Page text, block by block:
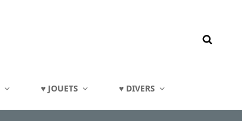
♥ JOUETS ♥ DIVERS